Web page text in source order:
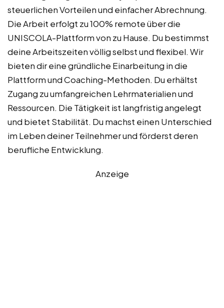
steuerlichen Vorteilen und einfacher Abrechnung.
Die Arbeit erfolgt zu 100% remote über die
UNISCOLA-Plattform von zu Hause. Du bestimmst
deine Arbeitszeiten völlig selbst und flexibel. Wir
bieten dir eine gründliche Einarbeitung in die
Plattform und Coaching-Methoden. Du erhältst
Zugang zu umfangreichen Lehrmaterialien und
Ressourcen. Die Tätigkeit ist langfristig angelegt
und bietet Stabilität. Du machst einen Unterschied
im Leben deiner Teilnehmer und förderst deren
berufliche Entwicklung.
Anzeige